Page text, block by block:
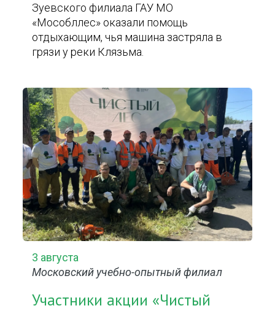
Зуевского филиала ГАУ МО
«Мособллес» оказали помощь
отдыхающим, чья машина застряла в
грязи у реки Клязьма.
3 августа
Московский учебно-опытный филиал
Участники акции «Чистый